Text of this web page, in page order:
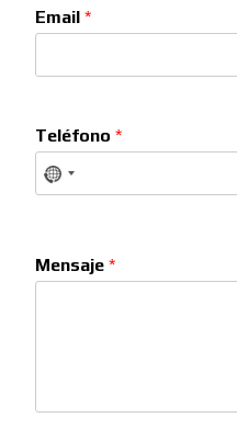
Email*
Teléfono*
Mensaje*